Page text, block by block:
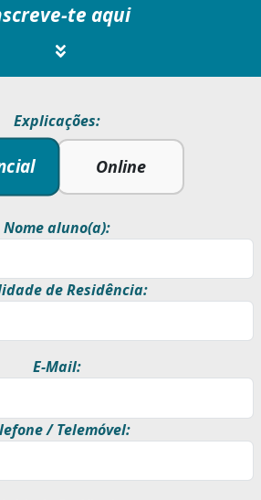
te aqui
Explicações:
Online
Nome aluno(a):
de Residência:
E-Mail:
/ Telemóvel: